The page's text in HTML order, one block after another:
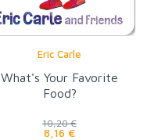
Eric Carle
What's Your Favorite
Food?
10,20 €
8,16 €